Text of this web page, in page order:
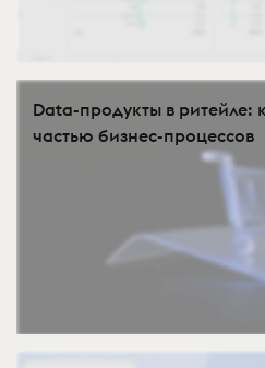
Data-продукты в ритейле:
частью бизнес-процессов